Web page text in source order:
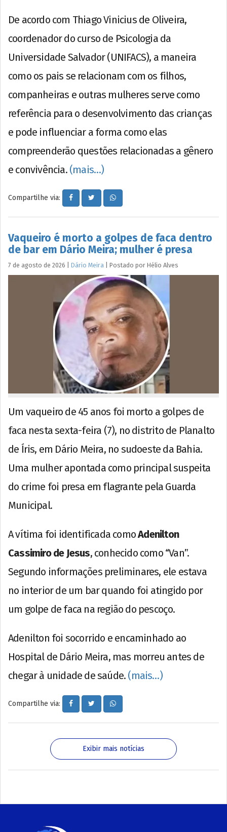
De acordo com Thiago Vinicius de Oliveira,
coordenador do curso de Psicologia da
Universidade Salvador (UNIFACS), a maneira
como os pais se relacionam com os filhos,
companheiras e outras mulheres serve como
referência para o desenvolvimento das crianças
e pode influenciar a forma como elas
compreenderão questões relacionadas a gênero
e convivência. (mais…)
Compartilhe via:
Vaqueiro é morto a golpes de faca dentro
de bar em Dário Meira; mulher é presa
7 de agosto de 2026 Dário Meira Postado por Hélio Alves
Um vaqueiro de 45 anos foi morto a golpes de
faca nesta sexta-feira (7), no distrito de Planalto
de Íris, em Dário Meira, no sudoeste da Bahia.
Uma mulher apontada como principal suspeita
do crime foi presa em flagrante pela Guarda
Municipal.
A vítima foi identificada comoAdenilton
Cassimiro de Jesus, conhecido como “Van”.
Segundo informações preliminares, ele estava
no interior de um bar quando foi atingido por
um golpe de faca na região do pescoço.
Adenilton foi socorrido e encaminhado ao
Hospital de Dário Meira, mas morreu antes de
chegar à unidade de saúde. (mais…)
Compartilhe via:
Exibir mais notícias